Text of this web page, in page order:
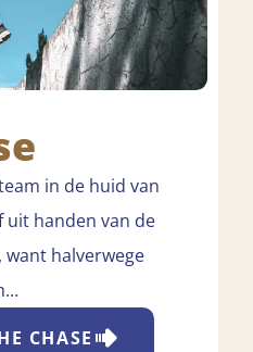
in de huid van
uit handen van de
halverwege
CHASE